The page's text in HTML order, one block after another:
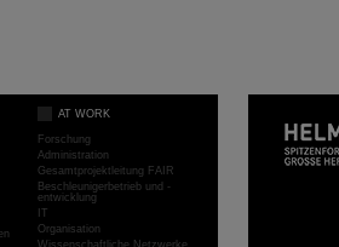
AT WORK
Forschung
Administration
Gesamtprojektleitung FAIR
Beschleunigerbetrieb und -
entwicklung
IT
Organisation
Wissenschaftliche Netzwerke